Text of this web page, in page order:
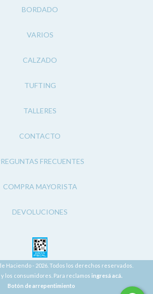
BORDADO
VARIOS
CALZADO
TUFTING
TALLERES
CONTACTO
FRECUENTES
COMPRA MAYORISTA
DEVOLUCIONES
Haciendo - 2026. Todos los derechos reservados.
los consumidores. Para reclamos ingresá acá.
Botón de arrepentimiento